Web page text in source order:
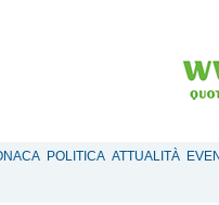
POLITICA ATTUALITÀ